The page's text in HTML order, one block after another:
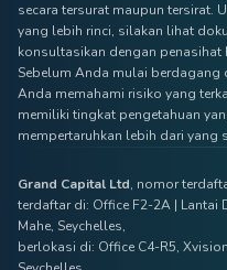
secara tersurat maupun tersirat.
yang lebih rinci, silakan lihat
konsultasikan dengan penasihat
Sebelum Anda mulai
Anda memahami risiko yang
memiliki tingkat pengetahuan
mempertaruhkan lebih dari yang
Grand Capital Ltd, nomor
terdaftar di: Office F2-2A | Lantai
Mahe, Seychelles,
berlokasi di: Office C4-R5,